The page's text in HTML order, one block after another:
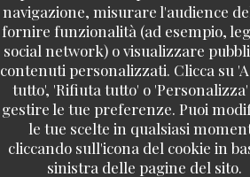
navigazione, misurare l'audience
fornire funzionalità (ad esempio,
social network) o visualizzare
contenuti personalizzati. Clicca su
tutto', 'Rifiuta tutto' o
gestire le tue preferenze. Puoi
le tue scelte in qualsiasi
cliccando sull'icona del cookie in
sinistra delle pagine del sito.